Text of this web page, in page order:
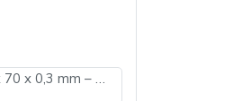
Hullzellenblech aus Stahl, verzinkt 200 x 70 x 0,3 mm – Ausführung für die Langzelle 150 Stück